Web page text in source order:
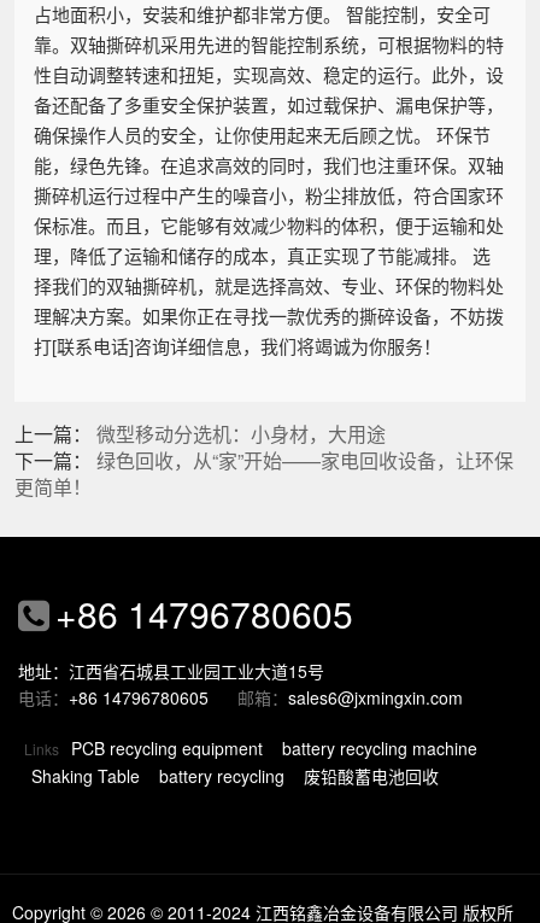
占地面积小，安装和维护都非常方便。 智能控制，安全可
靠。双轴撕碎机采用先进的智能控制系统，可根据物料的特
性自动调整转速和扭矩，实现高效、稳定的运行。此外，设
备还配备了多重安全保护装置，如过载保护、漏电保护等，
确保操作人员的安全，让你使用起来无后顾之忧。 环保节
能，绿色先锋。在追求高效的同时，我们也注重环保。双轴
撕碎机运行过程中产生的噪音小，粉尘排放低，符合国家环
保标准。而且，它能够有效减少物料的体积，便于运输和处
理，降低了运输和储存的成本，真正实现了节能减排。 选
择我们的双轴撕碎机，就是选择高效、专业、环保的物料处
理解决方案。如果你正在寻找一款优秀的撕碎设备，不妨拨
打[联系电话]咨询详细信息，我们将竭诚为你服务！
上一篇： 微型移动分选机：小身材，大用途
下一篇： 绿色回收，从“家”开始——家电回收设备，让环保
更简单！
+86 14796780605
地址：江西省石城县工业园工业大道15号
电话： +86 14796780605 邮箱： sales6@jxmingxin.com
Links PCB recycling equipment
battery recycling machine
Shaking Table
battery recycling 废铅酸蓄电池回收
Copyright © 2026 © 2011-2024 江西铭鑫冶金设备有限公司 版权所